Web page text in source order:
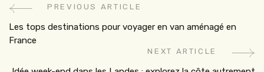
Post
Navigation
PREVIOUS ARTICLE
Les tops destinations pour voyager en van aménagé en
France
NEXT ARTICLE